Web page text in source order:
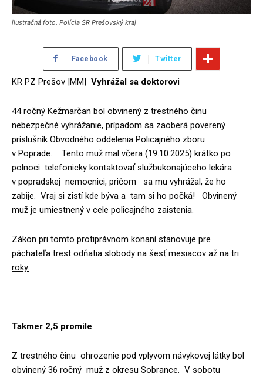
ilustračná foto, Polícia SR Prešovský kraj
Facebook Twitter
KR PZ Prešov |MM| Vyhrážal sa doktorovi
44 ročný Kežmarčan bol obvinený z trestného činu
nebezpečné vyhrážanie, prípadom sa zaoberá poverený
príslušník Obvodného oddelenia Policajného zboru
v Poprade. Tento muž mal včera (19.10.2025) krátko po
polnoci telefonicky kontaktovať službukonajúceho lekára
v popradskej nemocnici, pričom sa mu vyhrážal, že ho
zabije. Vraj si zistí kde býva a tam si ho počká! Obvinený
muž je umiestnený v cele policajného zaistenia.
Zákon pri tomto protiprávnom konaní stanovuje pre
páchateľa trest odňatia slobody na šesť mesiacov až na tri
roky.
Takmer 2,5 promile
Z trestného činu ohrozenie pod vplyvom návykovej látky bol
obvinený 36 ročný muž z okresu Sobrance. V sobotu